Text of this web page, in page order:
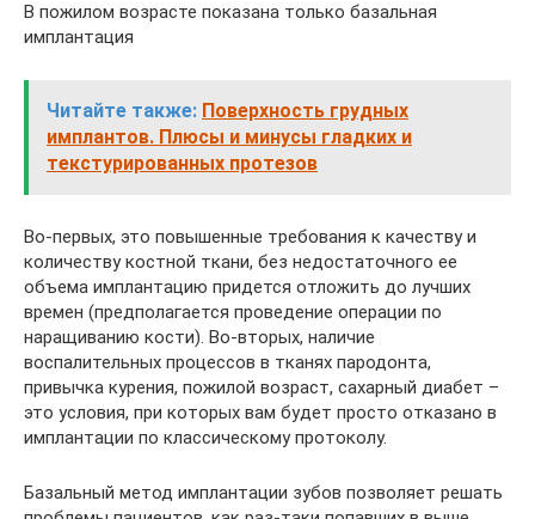
В пожилом возрасте показана только базальная
имплантация
Читайте также: Поверхность грудных
имплантов. Плюсы и минусы гладких и
текстурированных протезов
Во-первых, это повышенные требования к качеству и
количеству костной ткани, без недостаточного ее
объема имплантацию придется отложить до лучших
времен (предполагается проведение операции по
наращиванию кости). Во-вторых, наличие
воспалительных процессов в тканях пародонта,
привычка курения, пожилой возраст, сахарный диабет –
это условия, при которых вам будет просто отказано в
имплантации по классическому протоколу.
Базальный метод имплантации зубов позволяет решать